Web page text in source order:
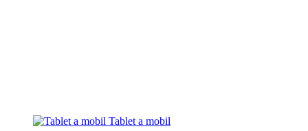
Tablet a mobil